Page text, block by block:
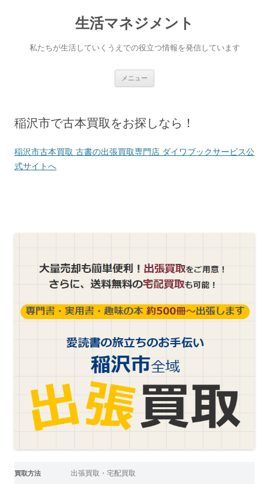
生活マネジメント
私たちが生活していくうえでの役立つ情報を発信しています
メニュー
稲沢市で古本買取をお探しなら！
稲沢市古本買取 古書の出張買取専門店 ダイワブックサービス公
式サイトへ
買取方法 出張買取・宅配買取